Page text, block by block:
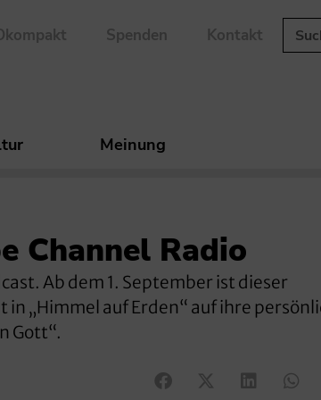
Spenden Kontakt
Meinung
Channel Radio
Ab dem 1. September ist dieser
in „Himmel auf Erden“ auf ihre
Gott“.